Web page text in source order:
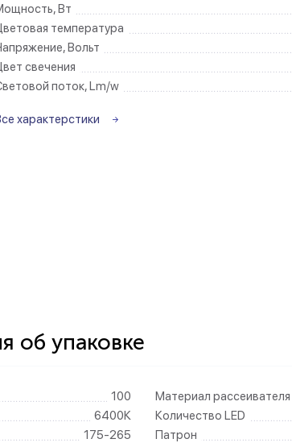
Розетки
Вт
температура
Вольт
свечения
поток, Lm/w
характерстики
об упаковке
100
6400К
175-265
Материал рассеивателя
Количество LED
Патрон